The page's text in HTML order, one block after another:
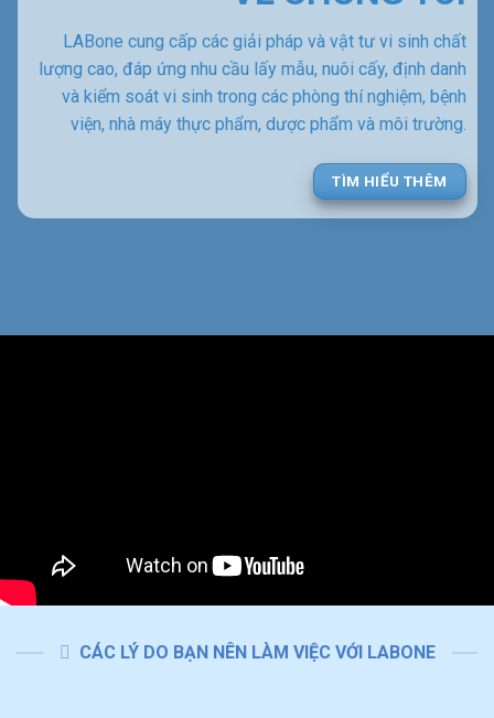
LABone cung cấp các giải pháp và vật tư vi sinh chất
lượng cao, đáp ứng nhu cầu lấy mẫu, nuôi cấy, định danh
và kiểm soát vi sinh trong các phòng thí nghiệm, bệnh
viện, nhà máy thực phẩm, dược phẩm và môi trường.
TÌM HIỂU THÊM
CÁC LÝ DO BẠN NÊN LÀM VIỆC VỚI LABONE